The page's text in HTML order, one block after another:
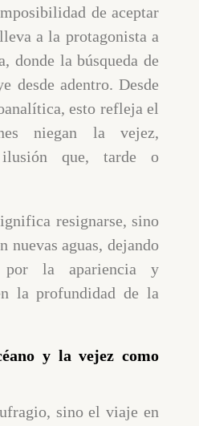
de aceptar
a la protagonista a
donde la búsqueda de
desde adentro. Desde
esto refleja el
niegan la vejez,
que, tarde o
resignarse, sino
nuevas aguas, dejando
por la apariencia y
la profundidad de la
y la vejez como
sino el viaje en